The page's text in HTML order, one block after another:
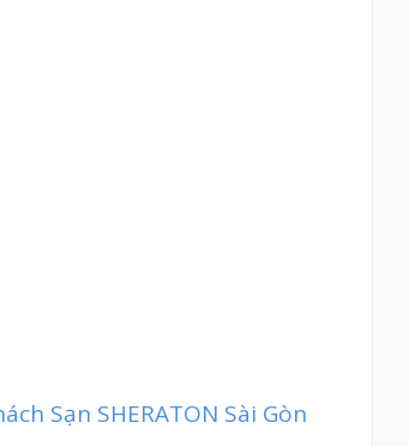
Sạn SHERATON Sài Gòn